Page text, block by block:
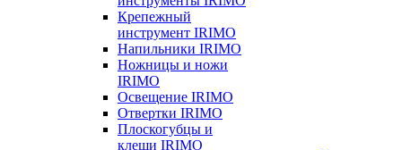
Крепежный
инструмент IRIMO
Напильники IRIMO
Ножницы и ножи
IRIMO
Освещение IRIMO
Отвертки IRIMO
Плоскогубцы и
клещи IRIMO